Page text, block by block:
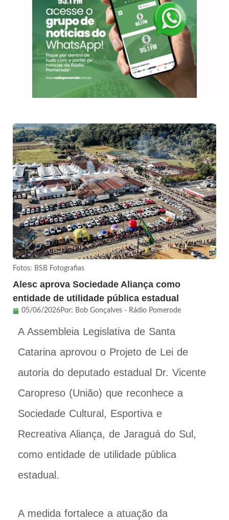
Fotos: BSB Fotografias
Alesc aprova Sociedade Aliança como
entidade de utilidade pública estadual
05/06/2026Por: Bob Gonçalves - Rádio Pomerode
A Assembleia Legislativa de Santa
Catarina aprovou o Projeto de Lei de
autoria do deputado estadual Dr. Vicente
Caropreso (União) que reconhece a
Sociedade Cultural, Esportiva e
Recreativa Aliança, de Jaraguá do Sul,
como entidade de utilidade pública
estadual.
A medida fortalece a atuação da